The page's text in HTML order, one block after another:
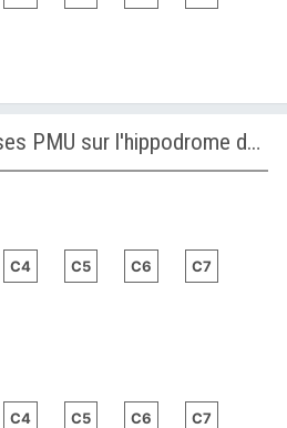
Les vidéos des courses PMU sur l'hippodrome de GULFSTREAM PARK
C4 C5 C6 C7
C4 C5 C6 C7